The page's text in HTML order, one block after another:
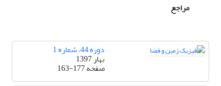
مراجع
دوره 44، شماره 1
بهار 1397
صفحه163-177